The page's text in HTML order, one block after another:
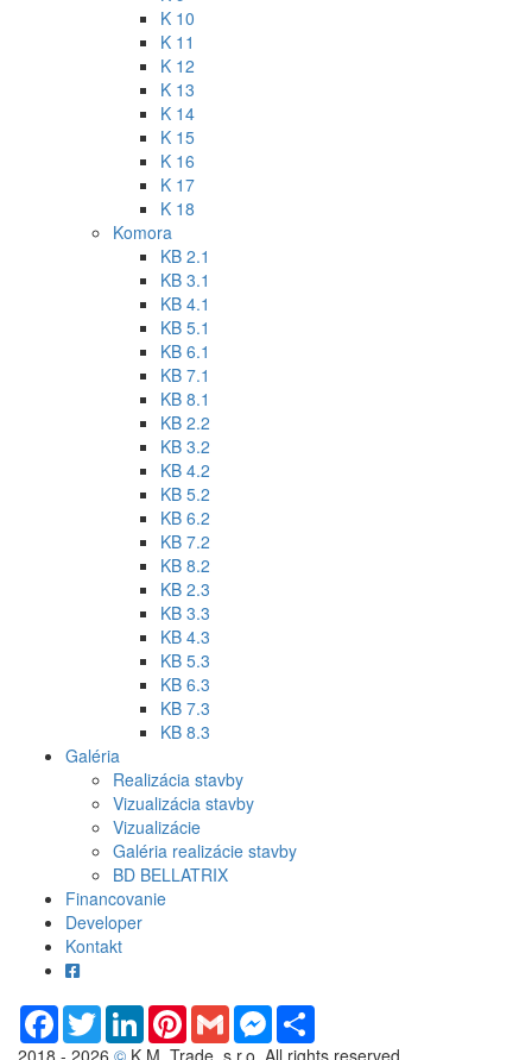
K 10
K 11
K 12
K 13
K 14
K 15
K 16
K 17
K 18
Komora
KB 2.1
KB 3.1
KB 4.1
KB 5.1
KB 6.1
KB 7.1
KB 8.1
KB 2.2
KB 3.2
KB 4.2
KB 5.2
KB 6.2
KB 7.2
KB 8.2
KB 2.3
KB 3.3
KB 4.3
KB 5.3
KB 6.3
KB 7.3
KB 8.3
Galéria
Realizácia stavby
Vizualizácia stavby
Vizualizácie
Galéria realizácie stavby
BD BELLATRIX
Financovanie
Developer
Kontakt
Facebook
TwitterLinkedInPinterestGmail Messenger